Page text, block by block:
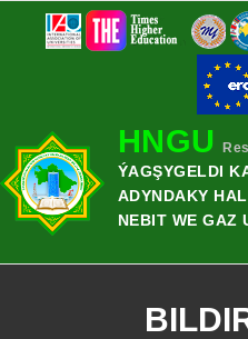
HNGU
ÝAGŞYGELDI
ADYNDAKY
NEBIT WE GAZ